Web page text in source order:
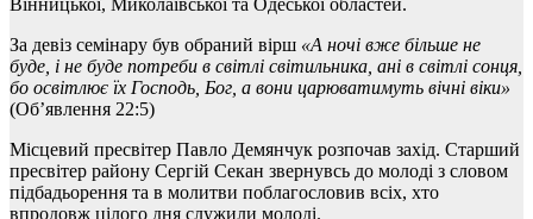
За девіз семінару був обраний вірш «А ночі вже більше не
буде, і не буде потреби в світлі світильника, ані в світлі сонця,
бо освітлює їх Господь, Бог, а вони царюватимуть вічні віки»
(Об’явлення 22:5)
Місцевий пресвітер Павло Демянчук розпочав захід. Старший
пресвітер району Сергій Секан звернувсь до молоді з словом
підбадьорення та в молитви поблагословив всіх, хто
впродовж цілого дня служили молоді.